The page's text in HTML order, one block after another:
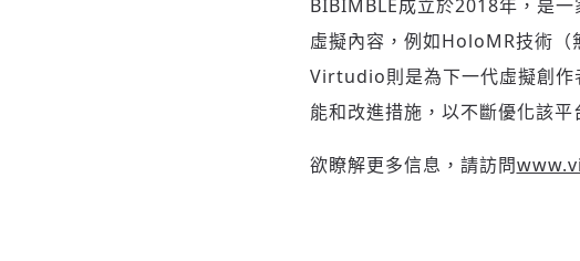
BIBIMBLE成立於2018年，是
虛擬內容，例如HoloMR技術（
Virtudio則是為下一代虛擬創作
能和改進措施，以不斷優化該平
欲瞭解更多信息，請訪問